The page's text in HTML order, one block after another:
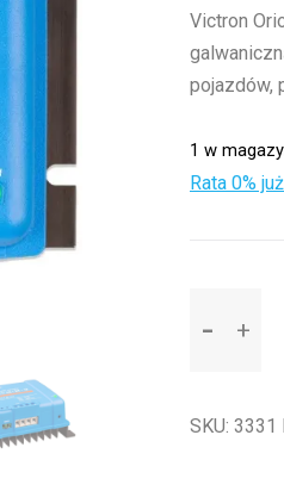
Victron
pojazdów,
1 w
Rata 0%
Orion-
12A
SKU: 3331